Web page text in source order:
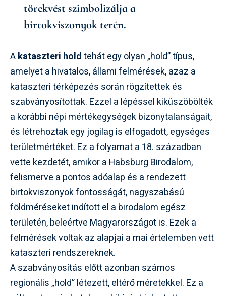
törekvést szimbolizálja a
birtokviszonyok terén.
Akataszteri holdtehát egy olyan „hold” típus,
amelyet a hivatalos, állami felmérések, azaz a
kataszteri térképezés során rögzítettek és
szabványosítottak. Ezzel a lépéssel kiküszöbölték
a korábbi népi mértékegységek bizonytalanságait,
és létrehoztak egy jogilag is elfogadott, egységes
területmértéket. Ez a folyamat a 18. században
vette kezdetét, amikor a Habsburg Birodalom,
felismerve a pontos adóalap és a rendezett
birtokviszonyok fontosságát, nagyszabású
földméréseket indított el a birodalom egész
területén, beleértve Magyarországot is. Ezek a
felmérések voltak az alapjai a mai értelemben vett
kataszteri rendszereknek.
A szabványosítás előtt azonban számos
regionális „hold” létezett, eltérő méretekkel. Ez a